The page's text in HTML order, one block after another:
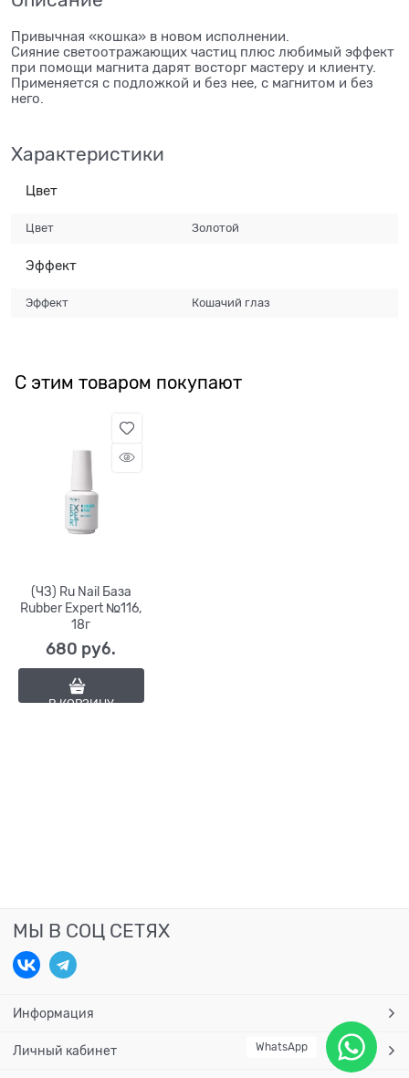
Привычная «кошка» в новом исполнении.
Сияние светоотражающих частиц плюс любимый эффект
при помощи магнита дарят восторг мастеру и клиенту.
Применяется с подложкой и без нее, с магнитом и без
него.
Характеристики
Цвет
Цвет Золотой
Эффект
Эффект Кошачий глаз
С этим товаром покупают
(ЧЗ) Ru Nail База
Rubber Expert №116,
18г
680 руб.
В КОРЗИНУ
МЫ В СОЦ СЕТЯХ
Информация
Личный кабинет WhatsApp